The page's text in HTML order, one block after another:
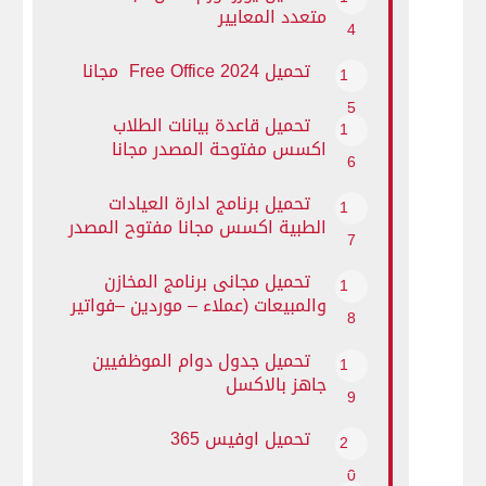
متعدد المعايير
تحميل Free Office 2024 مجانا
تحميل قاعدة بيانات الطلاب
اكسس مفتوحة المصدر مجانا
تحميل برنامج ادارة العيادات
الطبية اكسس مجانا مفتوح المصدر
تحميل مجانى برنامج المخازن
والمبيعات (عملاء – موردين –فواتير
بالاكسيس مفتوح المصدر
تحميل جدول دوام الموظفيين
جاهز بالاكسل
تحميل اوفيس 365